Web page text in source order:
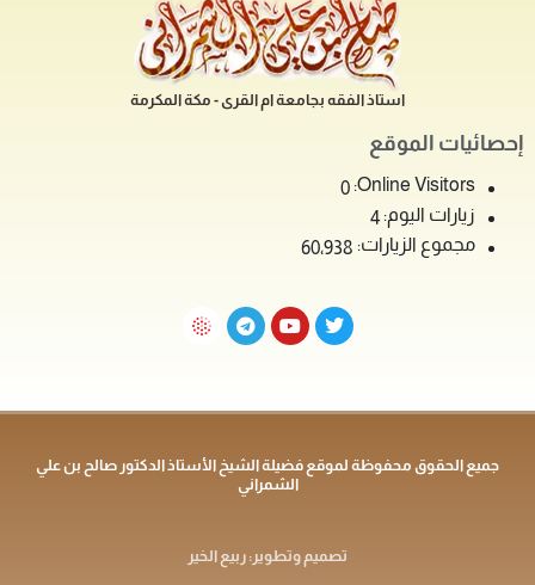
استاذ الفقه بجامعة ام القرى - مكة المكرمة
إحصائيات الموقع
Online Visitors:
0
زيارات اليوم: 4
مجموع الزيارات: 60٬938
جميع الحقوق محفوظة لموقع فضيلة الشيخ الأستاذ الدكتور صالح بن علي
الشمراني
تصميم وتطوير: ربيع الخير